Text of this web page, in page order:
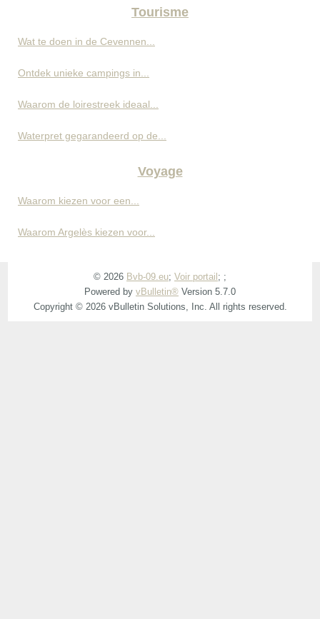
Tourisme
Wat te doen in de Cevennen...
Ontdek unieke campings in...
Waarom de loirestreek ideaal...
Waterpret gegarandeerd op de...
Voyage
Waarom kiezen voor een...
Waarom Argelès kiezen voor...
© 2026 Bvb-09.eu; Voir portail; ;
Powered by vBulletin® Version 5.7.0
Copyright © 2026 vBulletin Solutions, Inc. All rights reserved.